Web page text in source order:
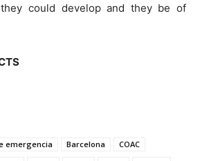
could develop and they be of
emergencia Barcelona
COAC